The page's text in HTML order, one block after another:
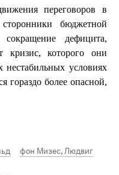
переговоров в
бюджетной
дефицита,
кризис, которого они
условиях
гораздо более опасной,
фон Мизес, Людвиг